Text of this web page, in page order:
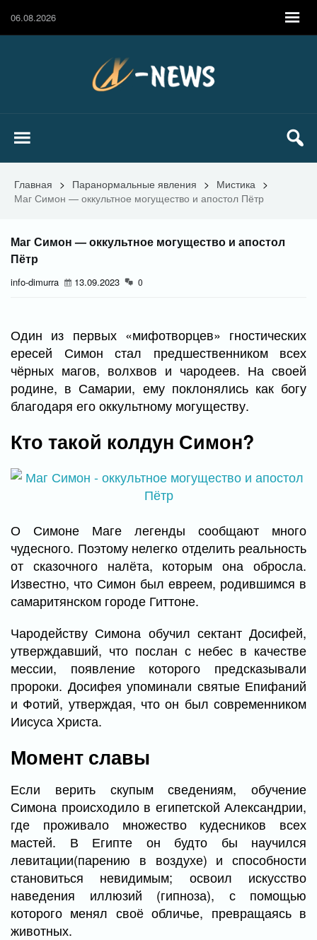
06.08.2026
Главная > Паранормальные явления > Мистика >
Маг Симон — оккультное могущество и апостол Пётр
Маг Симон — оккультное могущество и апостол
Пётр
info-dimurra 13.09.2023 0
Один из первых «мифотворцев» гностических
ересей Симон стал предшественником всех
чёрных магов, волхвов и чародеев. На своей
родине, в Самарии, ему поклонялись как богу
благодаря его оккультному могуществу.
Кто такой колдун Симон?
О Симоне Маге легенды сообщают много
чудесного. Поэтому нелегко отделить реальность
от сказочного налёта, которым она обросла.
Известно, что Симон был евреем, родившимся в
самаритянском городе Гиттоне.
Чародейству Симона обучил сектант Досифей,
утверждавший, что послан с небес в качестве
мессии, появление которого предсказывали
пророки. Досифея упоминали святые Епифаний
и Фотий, утверждая, что он был современником
Иисуса Христа.
Момент славы
Если верить скупым сведениям, обучение
Симона происходило в египетской Александрии,
где проживало множество кудесников всех
мастей. В Египте он будто бы научился
левитации(парению в воздухе) и способности
становиться невидимым; освоил искусство
наведения иллюзий (гипноза), с помощью
которого менял своё обличье, превращаясь в
животных.